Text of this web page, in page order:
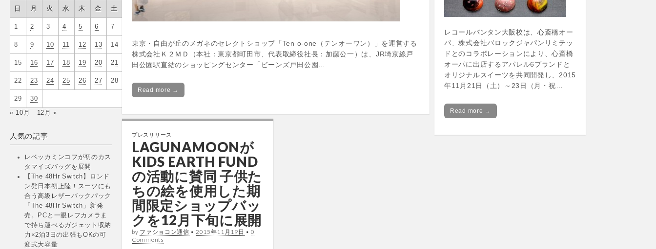
日 月 火 水 木 金 土
1 2 3 4 5 6 7
8 9 10 11 12 13 14
15 16 17 18 19 20 21
22 23 24 25 26 27 28
29 30
« 10月 12月 »
人気の記事
レベッカミンコフが初のカス
タマイズバッグを展開
【The 48Hr Switch】ロンド
ン発日本初上陸！スーツにも
合う高級レザーバックパック
「The 48Hr Switch」新発
売。PCと一眼レフカメラま
で持ち運べるガジェット収納
力×2泊3日の出張もOKの可
変式大容量
東京・自由が丘のメガネのセレクトショップ「Ten o-one（テンオーワン）」を運営する
株式会社Ｋ２ＭＤ（本社：東京都町田市、代表取締役社長：加藤公一）は、JR埼京線戸
田公園駅直結のショッピングセンター「ビーンズ戸田公園…
Read more →
レコールバンタン大阪校は、心斎橋オー
パ、株式会社バロックジャパンリミテッ
ドとのコラボレーションにより、心斎橋
オーパに出店するアパレル6ブランドと
オリジナルスイーツを共同開発し、2015
年11月21日（土）～23日（月・祝…
Read more →
プレスリリース
LAGUNAMOONが
KIDS EARTH FUND
の活動に賛同 子供た
ちの絵を使用した期
間限定ショップバッ
クを12月下旬に展開
by ファショコン通信 • 2015年11月19日 • 0
Comments